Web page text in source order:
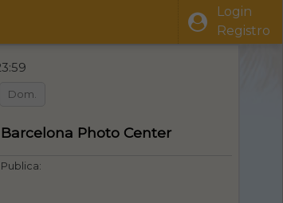
Login
Registro
Dom.
Photo Center